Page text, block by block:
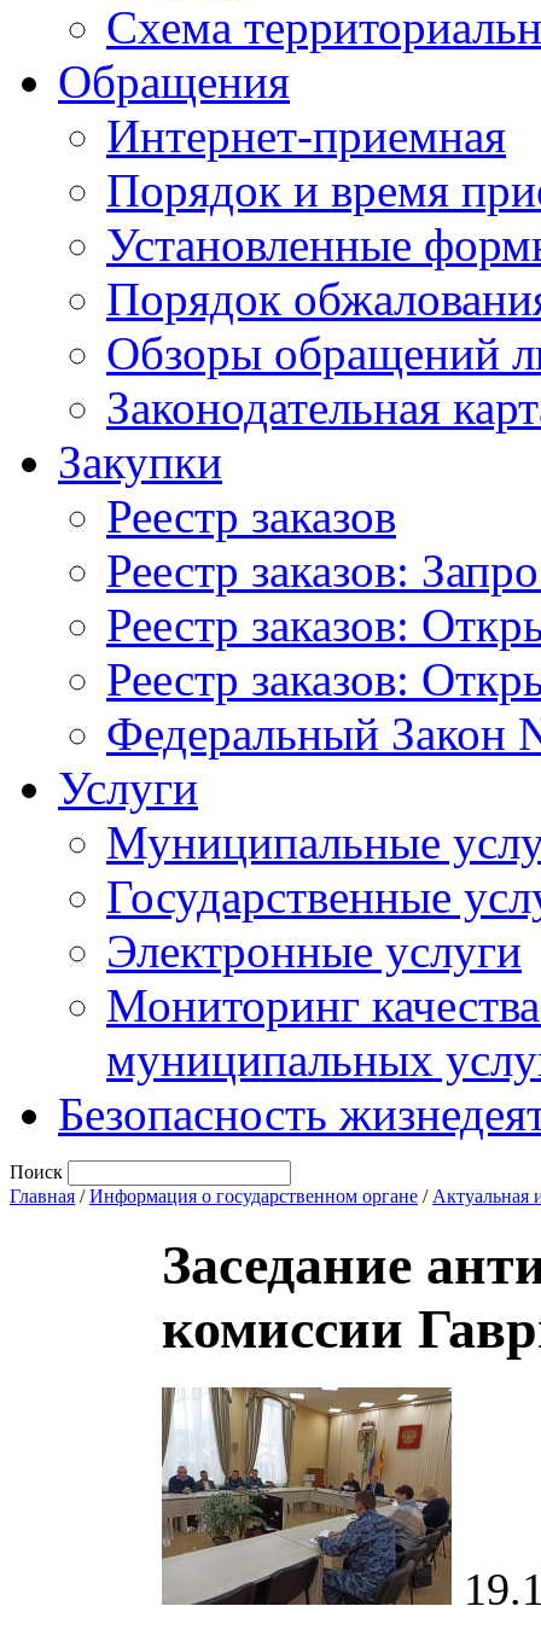
Схема
Обращения
Интернет-приемная
Порядок и время
Установленные
Порядок
Обзоры обращений
Законодательная
Закупки
Реестр заказов
Реестр заказов:
Реестр заказов:
Реестр заказов:
Федеральный Закон
Услуги
Муниципальные
Государственные
Электронные услуги
Мониторинг
муниципальных
Безопасность
Поиск
Главная /Информация о государственном органе / Актуальная
Заседание
комиссии